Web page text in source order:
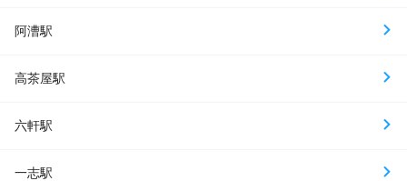
阿漕駅
高茶屋駅
六軒駅
一志駅